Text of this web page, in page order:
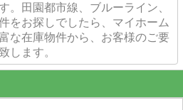
。田園都市線、ブルーライン、
をお探しでしたら、マイホーム
な在庫物件から、お客様のご要
します。